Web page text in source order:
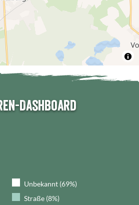
Dashboard
Unbekannt (69%)
Straße (8%)